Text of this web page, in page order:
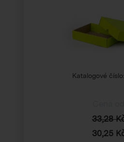
Katalogové číslo:
33,28
30,25